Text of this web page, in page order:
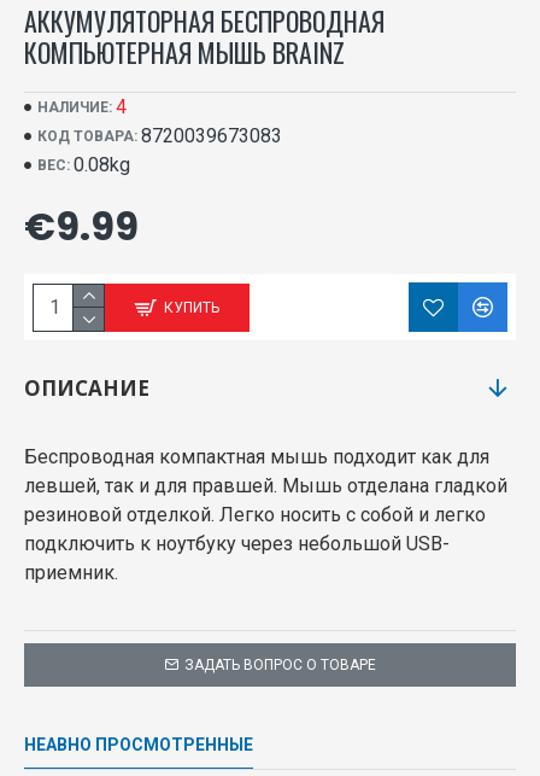
АККУМУЛЯТОРНАЯ БЕСПРОВОДНАЯ
КОМПЬЮТЕРНАЯ МЫШЬ BRAINZ
НАЛИЧИЕ: 4
КОД ТОВАРА: 8720039673083
ВЕС: 0.08kg
€9.99
КУПИТЬ
ЗАДАТЬ ВОПРОС О ТОВАРЕ
ОПИСАНИЕ
Беспроводная компактная мышь подходит как для
левшей, так и для правшей. Мышь отделана гладкой
резиновой отделкой. Легко носить с собой и легко
подключить к ноутбуку через небольшой USB-
приемник.
НЕАВНО ПРОСМОТРЕННЫЕ